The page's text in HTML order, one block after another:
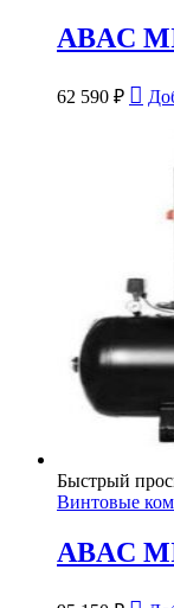
ABAC
62 590 ₽
Быстрый
Винтовые
ABAC